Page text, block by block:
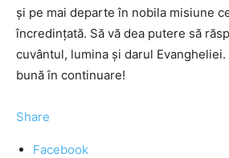
şi pe mai departe în nobila misiune
încredinţată. Să vă dea putere să
cuvântul, lumina şi darul Evangheliei.
bună în continuare!
Share
Facebook